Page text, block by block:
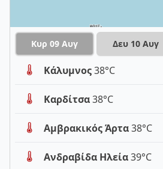
Κυρ 09 Αυγ Δευ 10 Αυγ
Κάλυμνος38°C
Καρδίτσα38°C
Αμβρακικός Άρτα38°C
Ανδραβίδα Ηλεία39°C